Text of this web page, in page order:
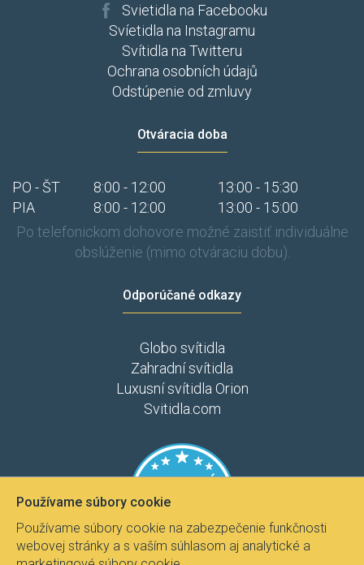
Svietidla na Facebooku
Svíetidla na Instagramu
Svítidla na Twitteru
Ochrana osobních údajů
Odstúpenie od zmluvy
Otváracia doba
PO - ŠT 8:00 - 12:00
13:00 - 15:30
PIA
8:00 - 12:00
13:00 - 15:00
Po telefonickom dohovore možné zaistiť individuálne
obslúženie (mimo otváraciu dobu).
Odporúčané odkazy
Globo svítidla
Zahradní svítidla
Luxusní svítidla Orion
Svitidla.com
Používame súbory cookie
Používame súbory cookie na zabezpečenie funkčnosti
webovej stránky a s vaším súhlasom aj analytické a